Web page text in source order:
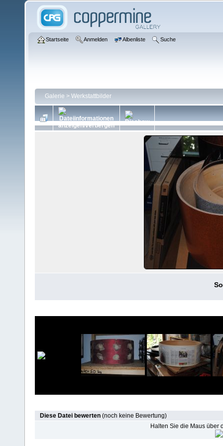
Startseite Anmelden Albenliste Suche
Galerie > Werkstattbilder
Diese Datei bewerten (noch keine Bewertung)
Halten Sie die Maus über